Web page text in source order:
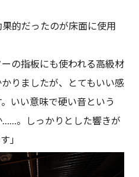
的だったのが床面に使用
ーの指板にも使われる高級材
りましたが、とてもいい感
いい意味で硬い音という
。しっかりとした響きが
」